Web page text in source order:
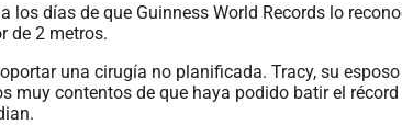
los días de que Guinness World Records lo
de 2 metros.
una cirugía no planificada. Tracy, su
contentos de que haya podido batir el